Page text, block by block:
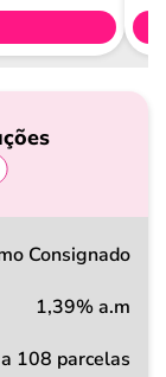
Consignado
1,39% a.m
108 parcelas